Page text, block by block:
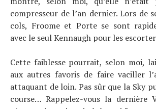
compresseur de l’an dernier. Lors de
cols, Froome et Porte se sont
avec le seul Kennaugh pour les
Cette faiblesse pourrait, selon moi,
aux autres favoris de faire vaciller
attaquant de loin. Pas sûr que la Sky
course… Rappelez-vous la dernière